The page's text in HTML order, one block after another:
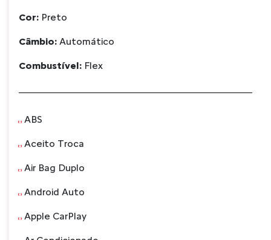
Cor: Preto
Câmbio: Automático
Combustível: Flex
ABS
Aceito Troca
Air Bag Duplo
Android Auto
Apple CarPlay